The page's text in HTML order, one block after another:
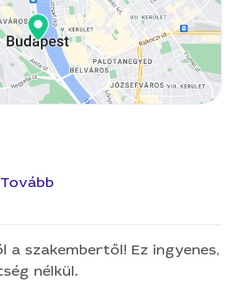
Tovább
szakembertől! Ez ingyenes,
nélkül.